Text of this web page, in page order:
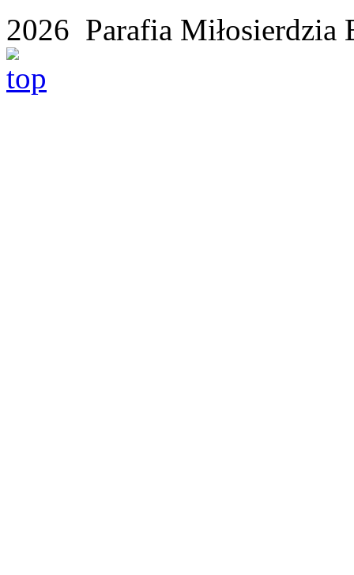
2026 Parafia Miłosierdzia